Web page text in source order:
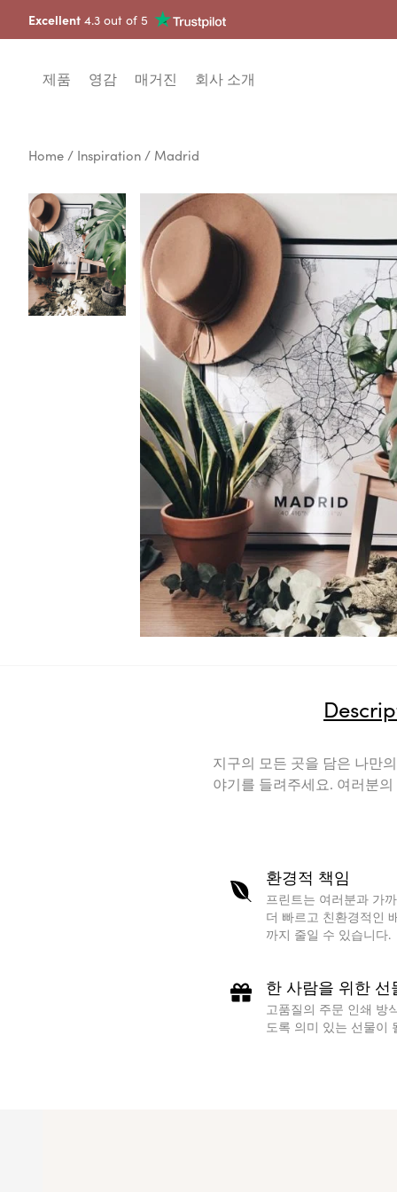
Excellent 4.3 out of 5
제품 영감 매거진 회사 소개
Home / Inspiration / Madrid
지구의 모든 곳을 담은 나만
야기를 들려주세요. 여러분
환경적 책임
프린트는 여러분과 가
더 빠르고 친환경적인
까지 줄일 수 있습니다.
한 사람을 위한 선
고품질의 주문 인쇄 방
도록 의미 있는 선물이